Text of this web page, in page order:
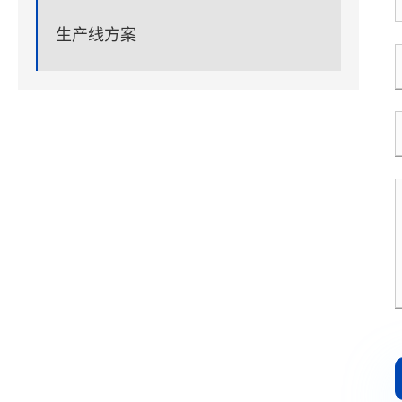
生产线方案